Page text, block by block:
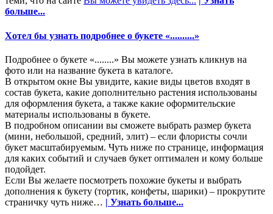
больше...
Хотел бы узнать подробнее о букете «..........»
Подробнее о букете «........» Вы можете узнать кликнув на
фото или на название букета в каталоге.
В открытом окне Вы увидите, какие виды цветов входят в
состав букета, какие дополнительно растения использованы
для оформления букета, а также какие оформительские
материалы использованы в букете.
В подробном описании вы сможете выбрать размер букета
(мини, небольшой, средний, элит) – если флористы сочли
букет масштабируемым. Чуть ниже по странице, информация
для каких событий и случаев букет оптимален и кому больше
подойдет.
Если Вы желаете посмотреть похожие букеты и выбрать
дополнения к букету (тортик, конфеты, шарики) – прокрутите
страничку чуть ниже… | Узнать больше...